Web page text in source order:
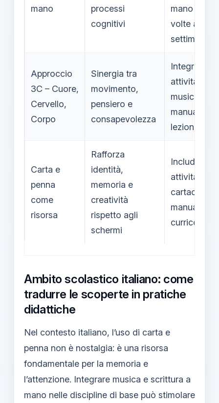
mano
processi
cognitivi
mano 2–3
volte a
settimana
Approccio
3C – Cuore,
Cervello,
Corpo
Sinergia tra
movimento,
pensiero e
consapevolezza
Integrare
attività
musicali e
manuali in
lezioni
Carta e
penna
come
risorsa
Rafforza
identità,
memoria e
creatività
rispetto agli
schermi
Includere
attività
cartacee e
manuali nel
curricolo
Ambito scolastico italiano: come
tradurre le scoperte in pratiche
didattiche
Nel contesto italiano, l’uso di carta e
penna non è nostalgia: è una risorsa
fondamentale per la memoria e
l’attenzione. Integrare musica e scrittura a
mano nelle discipline di base può stimolare